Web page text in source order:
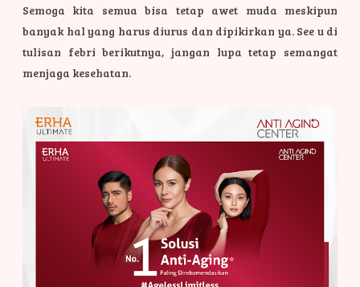
Semoga kita semua bisa tetap awet muda meskipun
banyak hal yang harus diurus dan dipikirkan ya. See u di
tulisan febri berikutnya, jangan lupa tetap semangat
menjaga kesehatan.